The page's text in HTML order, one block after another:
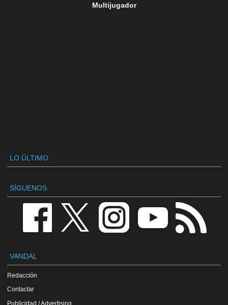
Multijugador
LO ÚLTIMO
SÍGUENOS
VANDAL
Redacción
Contactar
Publicidad / Advertising